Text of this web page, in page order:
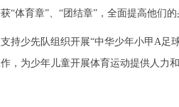
“体育章”、“团结章”，全面提高他们
少先队组织开展“中华少年小甲A足
，为少年儿童开展体育运动提供人力